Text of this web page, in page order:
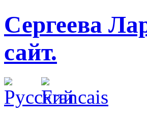
Сергеева
сайт.